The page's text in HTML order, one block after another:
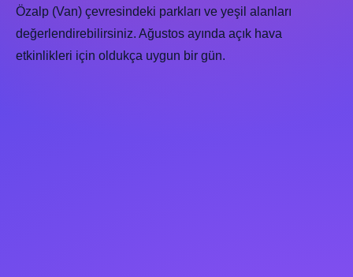
Özalp (Van) çevresindeki parkları ve yeşil alanları
değerlendirebilirsiniz. Ağustos ayında açık hava
etkinlikleri için oldukça uygun bir gün.